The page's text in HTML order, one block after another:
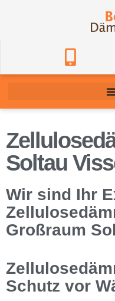
Soltau
Wir sind Ihr
Großraum
Schutz vor